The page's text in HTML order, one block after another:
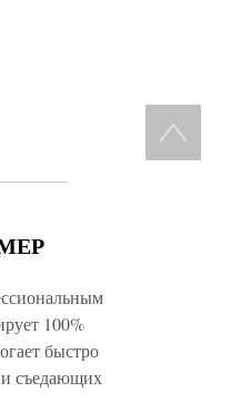
100%
быстро
и съедающих